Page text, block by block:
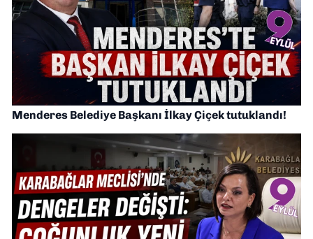
Menderes Belediye Başkanı İlkay Çiçek tutuklandı!